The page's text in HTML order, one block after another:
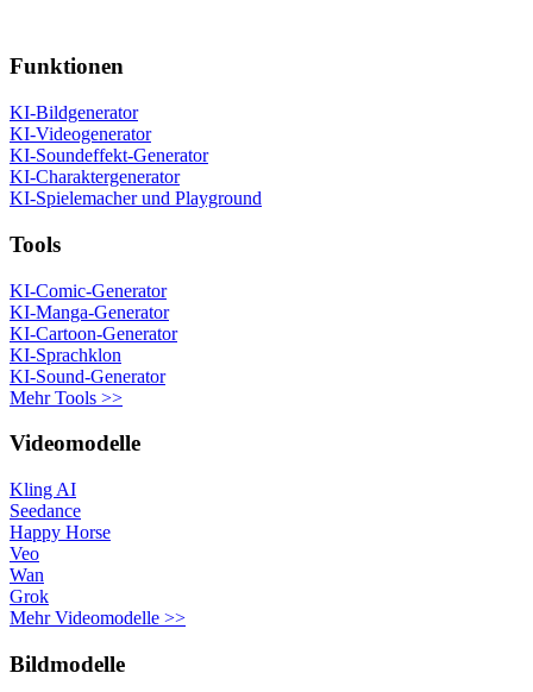
Funktionen
KI-Bildgenerator
KI-Videogenerator
KI-Soundeffekt-Generator
KI-Charaktergenerator
KI-Spielemacher und Playground
Tools
KI-Comic-Generator
KI-Manga-Generator
KI-Cartoon-Generator
KI-Sprachklon
KI-Sound-Generator
Mehr Tools >>
Videomodelle
Kling AI
Seedance
Happy Horse
Veo
Wan
Grok
Mehr Videomodelle >>
Bildmodelle